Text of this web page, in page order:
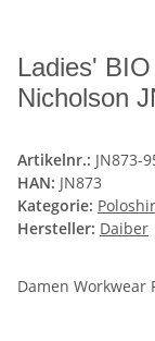
Ladies'
Nicholson
Artikelnr.: JN873-
HAN: JN873
Kategorie:
Hersteller: Daiber
Damen Workwear